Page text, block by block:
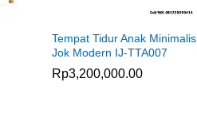
Tempat Tidur Anak Minimalis
Jok Modern IJ-TTA007
Rp3,200,000.00